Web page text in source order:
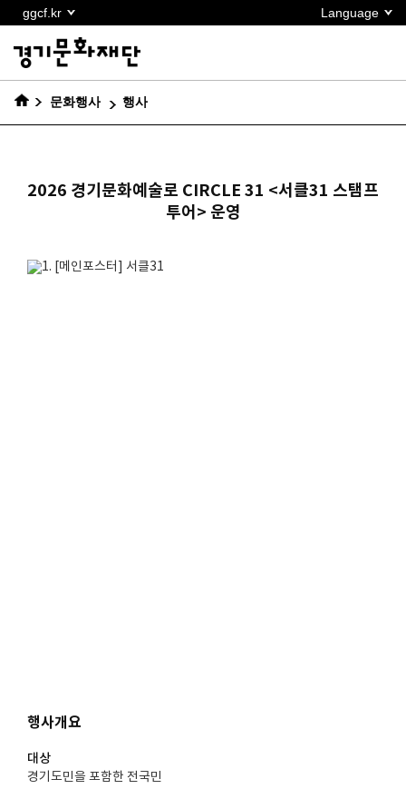
바로가기
ggcf.kr Language
문화행사 행사
2026 경기문화예술로 CIRCLE 31 <서클31 스탬프
투어> 운영
행사개요
대상
경기도민을 포함한 전국민